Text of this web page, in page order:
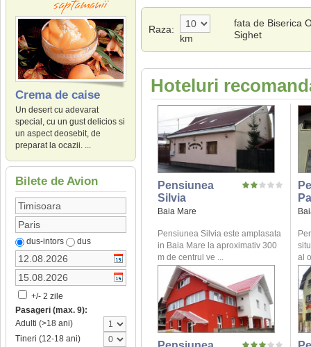
Crema de caise
Un desert cu adevarat
special, cu un gust delicios si
un aspect deosebit, de
preparat la ocazii. ...
Bilete de Avion
dus-intors dus
+/- 2 zile
Pasageri (max. 9):
Adulti (>18 ani)
Tineri (12-18 ani)
Raza:
km
fata de Biserica
Sighet
Hoteluri
Pensiunea
Silvia
Baia Mare
Pensiunea Silvia este amplasata
in Baia Mare la aproximativ 300
m de centrul ve ...
al